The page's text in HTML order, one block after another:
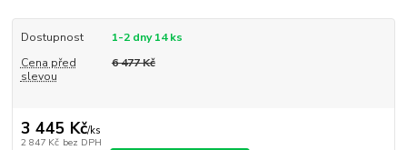
Dostupnost
1-2 dny 14 ks
Cena před
slevou
6 477 Kč
3 445 Kč/ks
2 847 Kč bez DPH